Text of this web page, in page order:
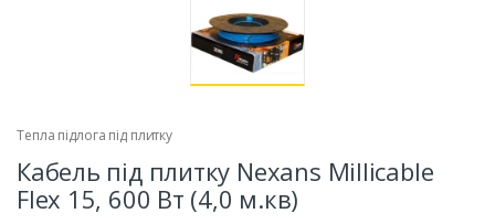
Тепла підлога під плитку
Кабель під плитку Nexans Millicable
Flex 15, 600 Вт (4,0 м.кв)